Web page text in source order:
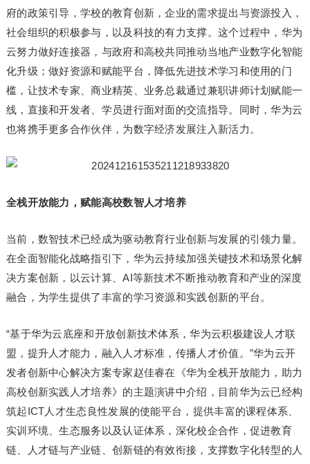
府的政策引导，学校的教育创新，企业的需求提出与资源投入，
社会组织的积极参与，以及科技的有力支撑。这个过程中，华为
云努力做好连接器，与政府和高校共同推动当地产业数字化智能
化升级；做好资源和赋能平台，降低先进技术学习和使用的门
槛，让技术专家、商业精英、业务总裁通过兼职讲师计划赋能一
线，直接和开发者、学员进行面对面的交流指导。同时，华为云
也将携手更多合作伙伴，为数字经济发展注入新活力。
全栈开放能力，赋能高校数智人才培养
当前，数智技术已经成为驱动教育行业创新与发展的引领力量。
在全面智能化战略指引下，华为云持续加强关键技术和场景化解
决方案创新，以云计算、AI等新技术不断推动教育和产业的深度
融合，为学生提供了丰富的学习资源和实践创新的平台。
“基于华为云底座和开放创新技术体系，华为云积极建设人才联
盟，提升人才能力，融入人才标准，传播人才价值。”华为云开
发者创新中心解决方案专家赵佳睿在《华为全栈开放能力，助力
高校创新实践人才培养》的主题演讲中介绍，目前华为云已经构
筑起ICT人才生态良性发展的使能平台，提供丰富的课程体系、
实训环境、生态服务以及认证体系，深化校企合作，促进教育
链、人才链与产业链、创新链的有效衔接，支撑数字化转型的人